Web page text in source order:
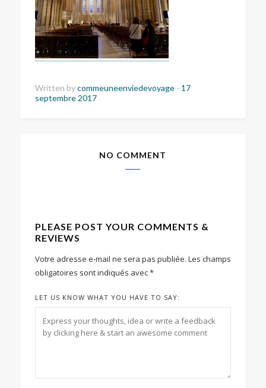
Written bycommeuneenviedevoyage - 17
septembre 2017
NO COMMENT
PLEASE POST YOUR COMMENTS &
REVIEWS
Votre adresse e-mail ne sera pas publiée. Les champs
obligatoires sont indiqués avec*
LET US KNOW WHAT YOU HAVE TO SAY: